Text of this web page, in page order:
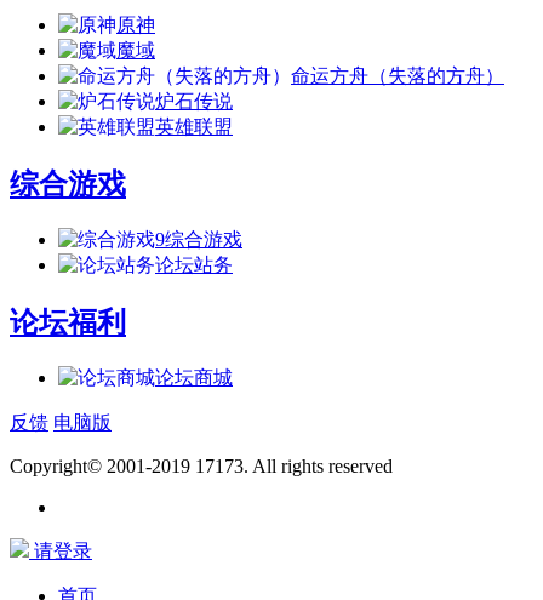
原神
魔域
命运方舟（失落的方舟）
炉石传说
英雄联盟
综合游戏
9综合游戏
论坛站务
论坛福利
论坛商城
反馈 电脑版
Copyright© 2001-2019 17173. All rights reserved
请登录
首页